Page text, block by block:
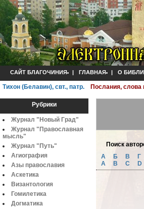
САЙТ БЛАГОЧИНИЯ | ГЛАВНАЯ | О
Тихон (Белавин), свт., патр. Послания, слова
Рубрики
Журнал "Новый Град"
Журнал "Православная
мысль"
Журнал "Путь"
Агиография
Азы православия
Аскетика
Византология
Гомилетика
Догматика
Поиск
А
Б B Г
A
B C D